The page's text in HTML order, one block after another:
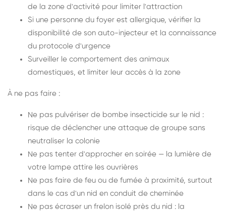
de la zone d'activité pour limiter l'attraction
Si une personne du foyer est allergique, vérifier la
disponibilité de son auto-injecteur et la connaissance
du protocole d'urgence
Surveiller le comportement des animaux
domestiques, et limiter leur accès à la zone
À ne pas faire :
Ne pas pulvériser de bombe insecticide sur le nid :
risque de déclencher une attaque de groupe sans
neutraliser la colonie
Ne pas tenter d'approcher en soirée — la lumière de
votre lampe attire les ouvrières
Ne pas faire de feu ou de fumée à proximité, surtout
dans le cas d'un nid en conduit de cheminée
Ne pas écraser un frelon isolé près du nid : la